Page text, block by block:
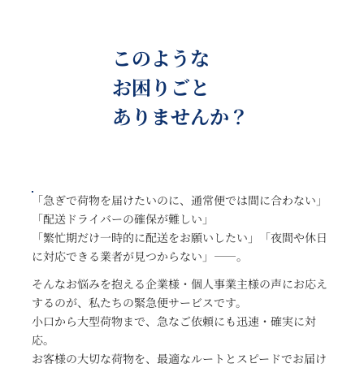
このような
お困りごと
ありませんか？
「急ぎで荷物を届けたいのに、通常便では間に合わない」
「配送ドライバーの確保が難しい」
「繁忙期だけ一時的に配送をお願いしたい」「夜間や休日
に対応できる業者が見つからない」――。
そんなお悩みを抱える企業様・個人事業主様の声にお応え
するのが、私たちの緊急便サービスです。
小口から大型荷物まで、急なご依頼にも迅速・確実に対
応。
お客様の大切な荷物を、最適なルートとスピードでお届け